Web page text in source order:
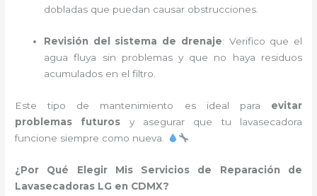
dobladas que puedan causar obstrucciones.
Revisión del sistema de drenaje: Verifico que el
agua fluya sin problemas y que no haya residuos
acumulados en el filtro.
Este tipo de mantenimiento es ideal para evitar
problemas futuros y asegurar que tu lavasecadora
funcione siempre como nueva.
¿Por Qué Elegir Mis Servicios de Reparación de
Lavasecadoras LG en CDMX?